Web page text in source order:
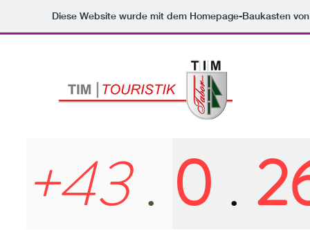
Diese Website wurde mit dem Homepage-Baukasten
+43. 0 .